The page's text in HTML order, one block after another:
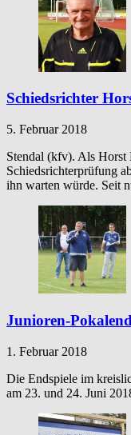
Schiedsrichter
5. Februar 2018
Stendal (kfv). Als Horst
Schiedsrichterprüfung
ihn warten würde. Seit
Junioren-
1. Februar 2018
Die Endspiele im
am 23. und 24. Juni